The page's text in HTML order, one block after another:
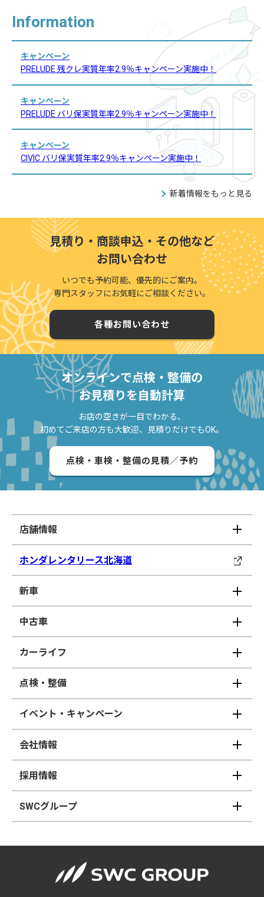
Information
キャンペーン
PRELUDE 残クレ実質年率2.9％キャンペーン実施中！
キャンペーン
PRELUDE バリ保実質年率2.9％キャンペーン実施中！
キャンペーン
CIVIC バリ保実質年率2.9％キャンペーン実施中！
新着情報をもっと見る
見積り・商談申込・その他など
お問い合わせ
いつでも予約可能、優先的にご案内。
専門スタッフにお気軽にご相談ください。
各種お問い合わせ
オンラインで点検・整備の
お見積りを自動計算
お店の空きが一目でわかる、
初めてご来店の方も大歓迎、見積りだけでもOK。
点検・車検・整備の見積／予約
店舗情報
ホンダレンタリース北海道
新車
中古車
カーライフ
点検・整備
イベント・キャンペーン
会社情報
採用情報
SWCグループ